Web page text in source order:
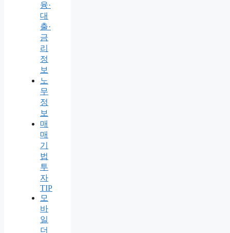
융·
대
출·
금
리
정
보
노
무
정
보
매
매
기
법
투
자
TIP
모
바
일
더